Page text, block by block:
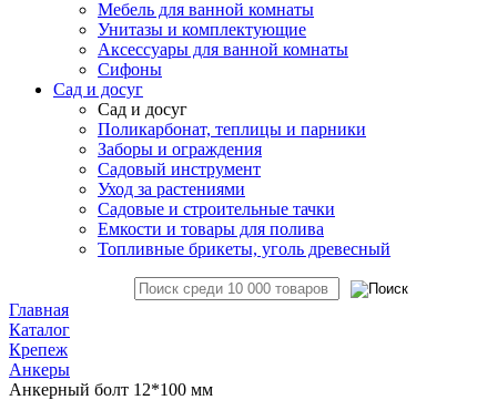
Мебель для ванной комнаты
Унитазы и комплектующие
Аксессуары для ванной комнаты
Сифоны
Сад и досуг
Сад и досуг
Поликарбонат, теплицы и парники
Заборы и ограждения
Садовый инструмент
Уход за растениями
Садовые и строительные тачки
Емкости и товары для полива
Топливные брикеты, уголь древесный
Главная
Каталог
Крепеж
Анкеры
Анкерный болт 12*100 мм